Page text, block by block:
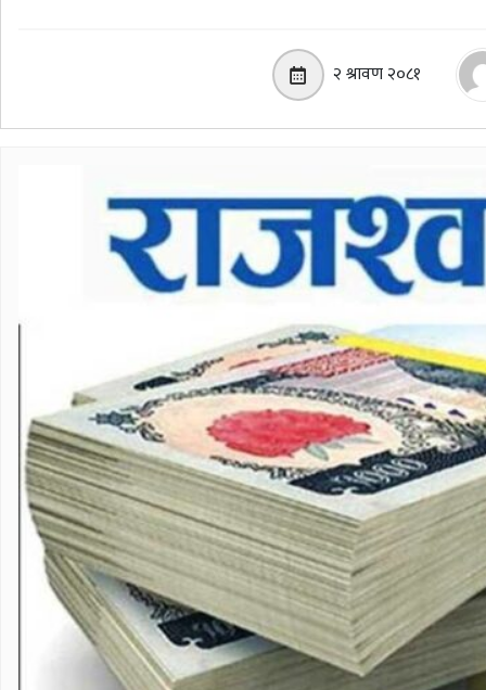
२ श्रावण २०८१